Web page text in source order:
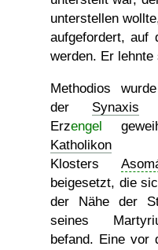
unterstellen
aufgefordert, auf
werden. Er lehnte
Methodios
der Synaxis
Erzengel
Katholikon
Klosters
beigesetzt, die
der Nähe der
seines
befand. Eine vor